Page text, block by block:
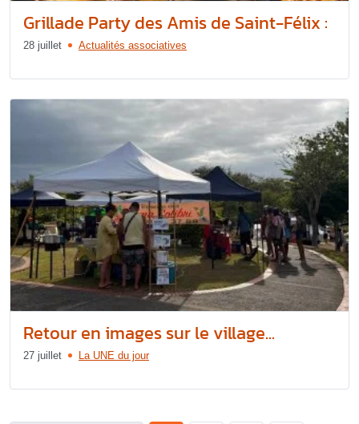
Grillade Party des Amis de Saint-Félix :
28 juillet Actualités associatives
Retour en images sur le village...
27 juillet La UNE du jour